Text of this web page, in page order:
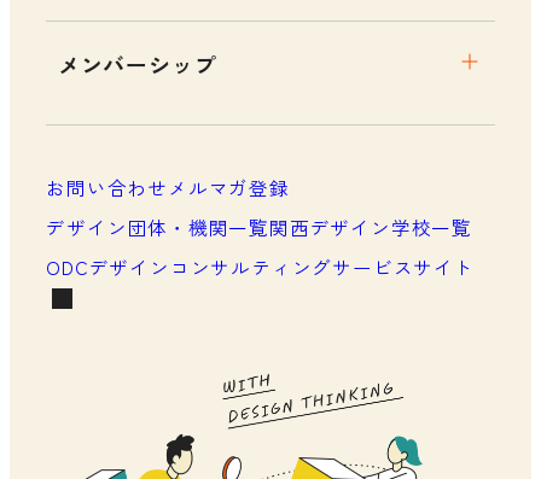
メンバーシップ
メンバーシップについて
お問い合わせメルマガ登録
デザイン団体・機関一覧関西デザイン学校一覧
ODCデザインコンサルティングサービスサイト